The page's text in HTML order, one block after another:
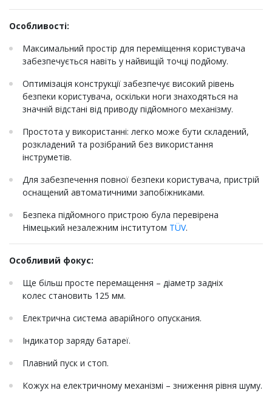
Особливості:
Максимальний простір для переміщення користувача
забезпечується навіть у найвищій точці подйому.
Оптимізація конструкції забезпечує високий рівень
безпеки користувача, оскільки ноги знаходяться на
значній відстані від приводу підйомного механізму.
Простота у використанні: легко може бути складений,
розкладений та розібраний без використання
інструметів.
Для забезпечення повної безпеки користувача, пристрій
оснащений автоматичними запобіжниками.
Безпека підйомного пристрою була перевірена
Німецький незалежним інститутом TÜV.
Особливий фокус:
Ще більш просте перемащення – діаметр задніх
колес становить 125 мм.
Електрична система аварійного опускания.
Індикатор заряду батареї.
Плавний пуск и стоп.
Кожух на електричному механізмі – зниження рівня шуму.